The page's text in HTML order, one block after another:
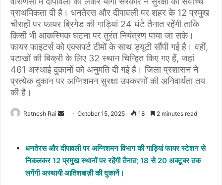
प्राथमिकता दी है। धनतेरस और दीपावली पर शहर के 12 प्रमुख
चौराहों पर फायर ब्रिगेड की गाड़ियां 24 घंटे तैनात रहेंगी ताकि
किसी भी आकस्मिक घटना पर तुरंत नियंत्रण पाया जा सके।
फायर फाइटर्स को एक्सपर्ट टीमों के साथ ड्यूटी सौंपी गई है। वहीं,
पटाखों की बिक्री के लिए 32 स्थान चिन्हित किए गए हैं, जहां
461 अस्थाई दुकानों को अनुमति दी गई है। जिला प्रशासन ने
प्रत्येक दुकान पर अग्निशमन सुरक्षा उपकरणों की अनिवार्यता तय
की है।
Ratnesh Rai
SendOctober 15, 2025 18 2 minutes read
धनतेरस और दीपावली पर अग्निशमन विभाग की गाड़ियां फायर स्टेशन से
निकलकर 12 प्रमुख स्थानों पर रहेंगी तैनात; 18 से 20 अक्टूबर तक
लगेंगी अस्थायी आतिशबाज़ी की दुकानें।